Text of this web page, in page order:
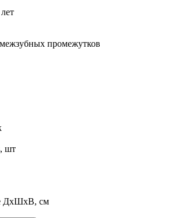
промежутков
шт
ДxШxВ, см